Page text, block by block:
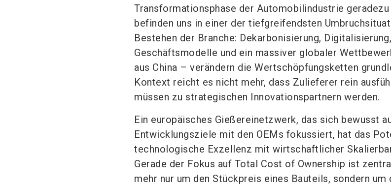
Transformationsphase der Automobilindustrie
befinden uns in einer der tiefgreifendsten
Bestehen der Branche: Dekarbonisierung,
Geschäftsmodelle und ein massiver globaler
aus China – verändern die Wertschöpfungsketten
Kontext reicht es nicht mehr, dass Zulieferer rein
müssen zu strategischen Innovationspartnern werden.
Ein europäisches Gießereinetzwerk, das sich bewusst
Entwicklungsziele mit den OEMs fokussiert, hat das
technologische Exzellenz mit wirtschaftlicher
Gerade der Fokus auf Total Cost of Ownership ist
mehr nur um den Stückpreis eines Bauteils, sondern